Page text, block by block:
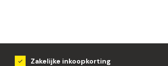
Zakelijke inkoopkorting